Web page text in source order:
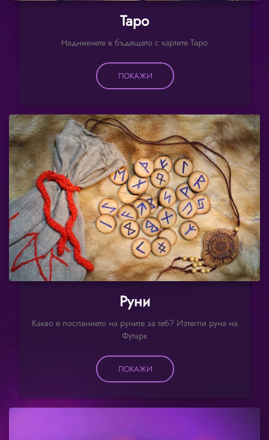
Таро
Надникнете в бъдещето с картите Таро
ПОКАЖИ
Руни
Какво е посланието на руните за теб? Изтегли руна на
Футарк
ПОКАЖИ